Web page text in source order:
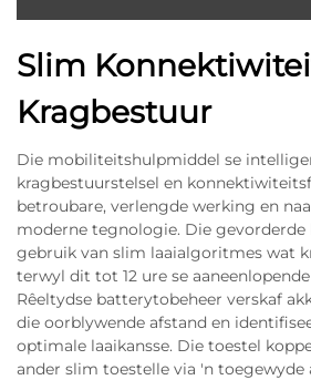
Slim
Kragbestuur
Die mobiliteitshulpmiddel se
kragbestuurstelsel en
betroubare, verlengde werking en
moderne tegnologie. Die
gebruik van slim laaialgoritmes wat
terwyl dit tot 12 ure se
Rêeltydse batterytobeheer verskaf
die oorblywende afstand en
optimale laaikansse. Die toestel
ander slim toestelle via 'n toegewyde